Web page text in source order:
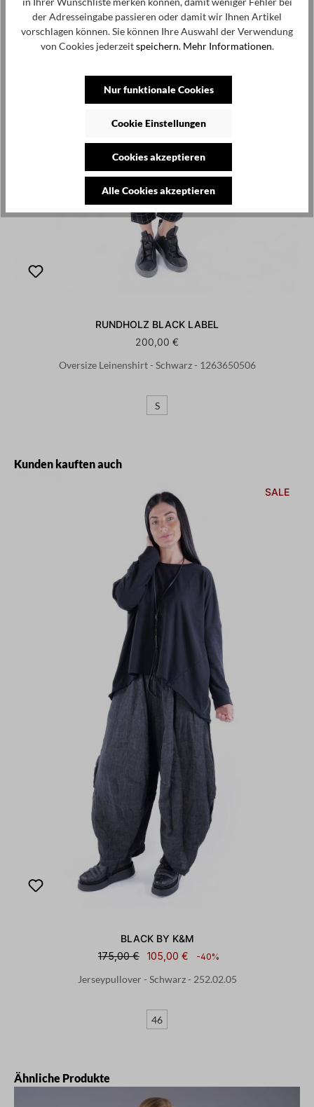
RUNDHOLZ BLACK LABEL
200,00 €
Oversize Leinenshirt - Schwarz - 1263650506
S
Produktgalerie überspringen
Kunden kauften auch
SALE
BLACK BY K&M
175,00 €
105,00 € -40%
Jerseypullover - Schwarz - 252.02.05
46
Produktgalerie überspringen
Ähnliche Produkte
der Adresseingabe passieren oder damit wir Ihnen Artikel
vorschlagen können. Sie können Ihre Auswahl der Verwendung
von Cookies jederzeitspeichern. Mehr Informationen.
Nur funktionale Cookies
Cookie Einstellungen
Cookies akzeptieren
Alle Cookies akzeptieren